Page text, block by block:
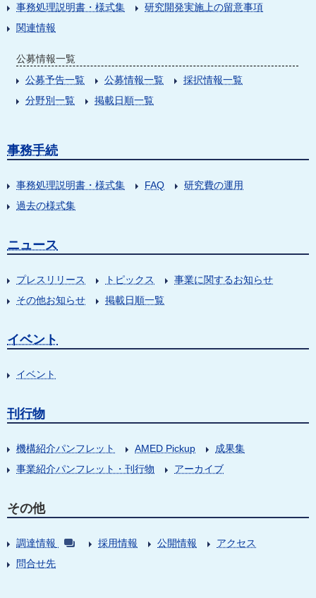
事務処理説明書・様式集
研究開発実施上の留意事項
関連情報
公募情報一覧
公募予告一覧
公募情報一覧
採択情報一覧
分野別一覧
掲載日順一覧
事務手続
事務処理説明書・様式集 FAQ
研究費の運用
過去の様式集
ニュース
プレスリリース トピックス
事業に関するお知らせ
その他お知らせ
掲載日順一覧
イベント
イベント
刊行物
機構紹介パンフレット AMED Pickup
成果集
事業紹介パンフレット・刊行物
アーカイブ
その他
調達情報 採用情報 公開情報
アクセス
問合せ先